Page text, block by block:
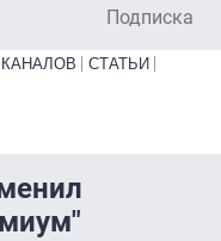
Подписка
СТАТЬИ